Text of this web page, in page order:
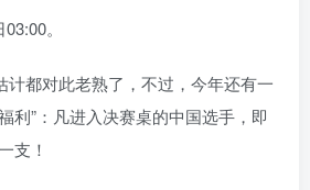
。
计都对此老熟了，不过，今年还有一
利”：凡进入决赛桌的中国选手，即
支！